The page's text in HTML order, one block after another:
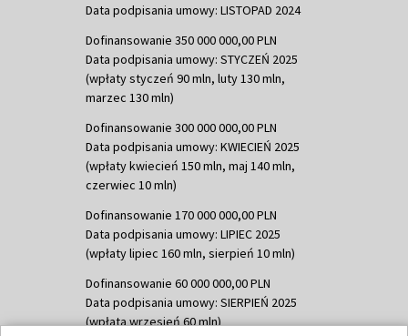
Data podpisania umowy: LISTOPAD 2024
Dofinansowanie 350 000 000,00 PLN
Data podpisania umowy: STYCZEŃ 2025
(wpłaty styczeń 90 mln, luty 130 mln,
marzec 130 mln)
Dofinansowanie 300 000 000,00 PLN
Data podpisania umowy: KWIECIEŃ 2025
(wpłaty kwiecień 150 mln, maj 140 mln,
czerwiec 10 mln)
Dofinansowanie 170 000 000,00 PLN
Data podpisania umowy: LIPIEC 2025
(wpłaty lipiec 160 mln, sierpień 10 mln)
Dofinansowanie 60 000 000,00 PLN
Data podpisania umowy: SIERPIEŃ 2025
(wpłata wrzesień 60 mln)